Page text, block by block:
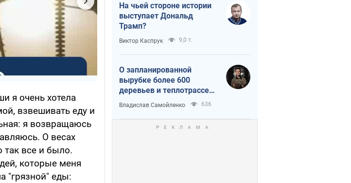
я очень хотела
взвешивать еду и
я возвращаюсь
О весах
так все и было.
которые меня
"грязной" еды:
На чьей стороне истории
выступает Дональд
Трамп?
Виктор Каспрук 9,0 т.
О запланированной
вырубке более 600
деревьев и теплотрассе:
что происходит на
Теремках в Киеве
Владислав Самойленко 636